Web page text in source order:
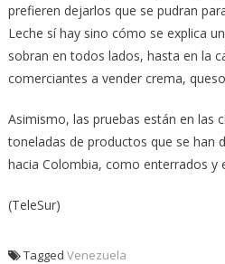
prefieren dejarlos que se pudran
Leche sí hay sino cómo se explica
sobran en todos lados, hasta en la
comerciantes a vender crema,
Asimismo, las pruebas están en las
toneladas de productos que se han
hacia Colombia, como enterrados y
(TeleSur)
Tagged Venezuela